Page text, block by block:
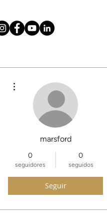
Hogar About
marsford
0
seguidores
0
seguidos
Seguir